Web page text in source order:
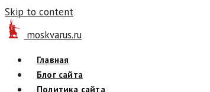
Skip to content
moskvarus.ru
Главная
Блог сайта
Политика сайта